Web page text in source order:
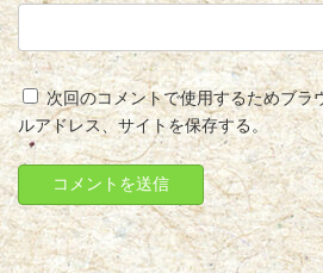
次回のコメントで使用するためブラ
ルアドレス、サイトを保存する。